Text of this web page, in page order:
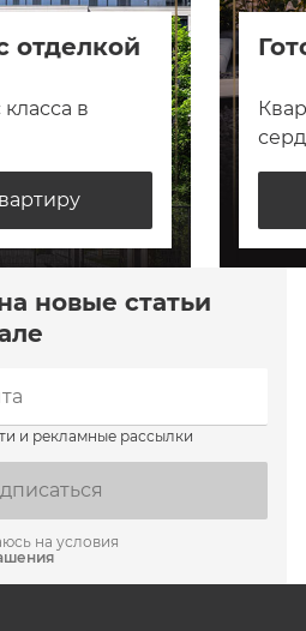
отделкой
в
новые статьи
и рекламные рассылки
на условия